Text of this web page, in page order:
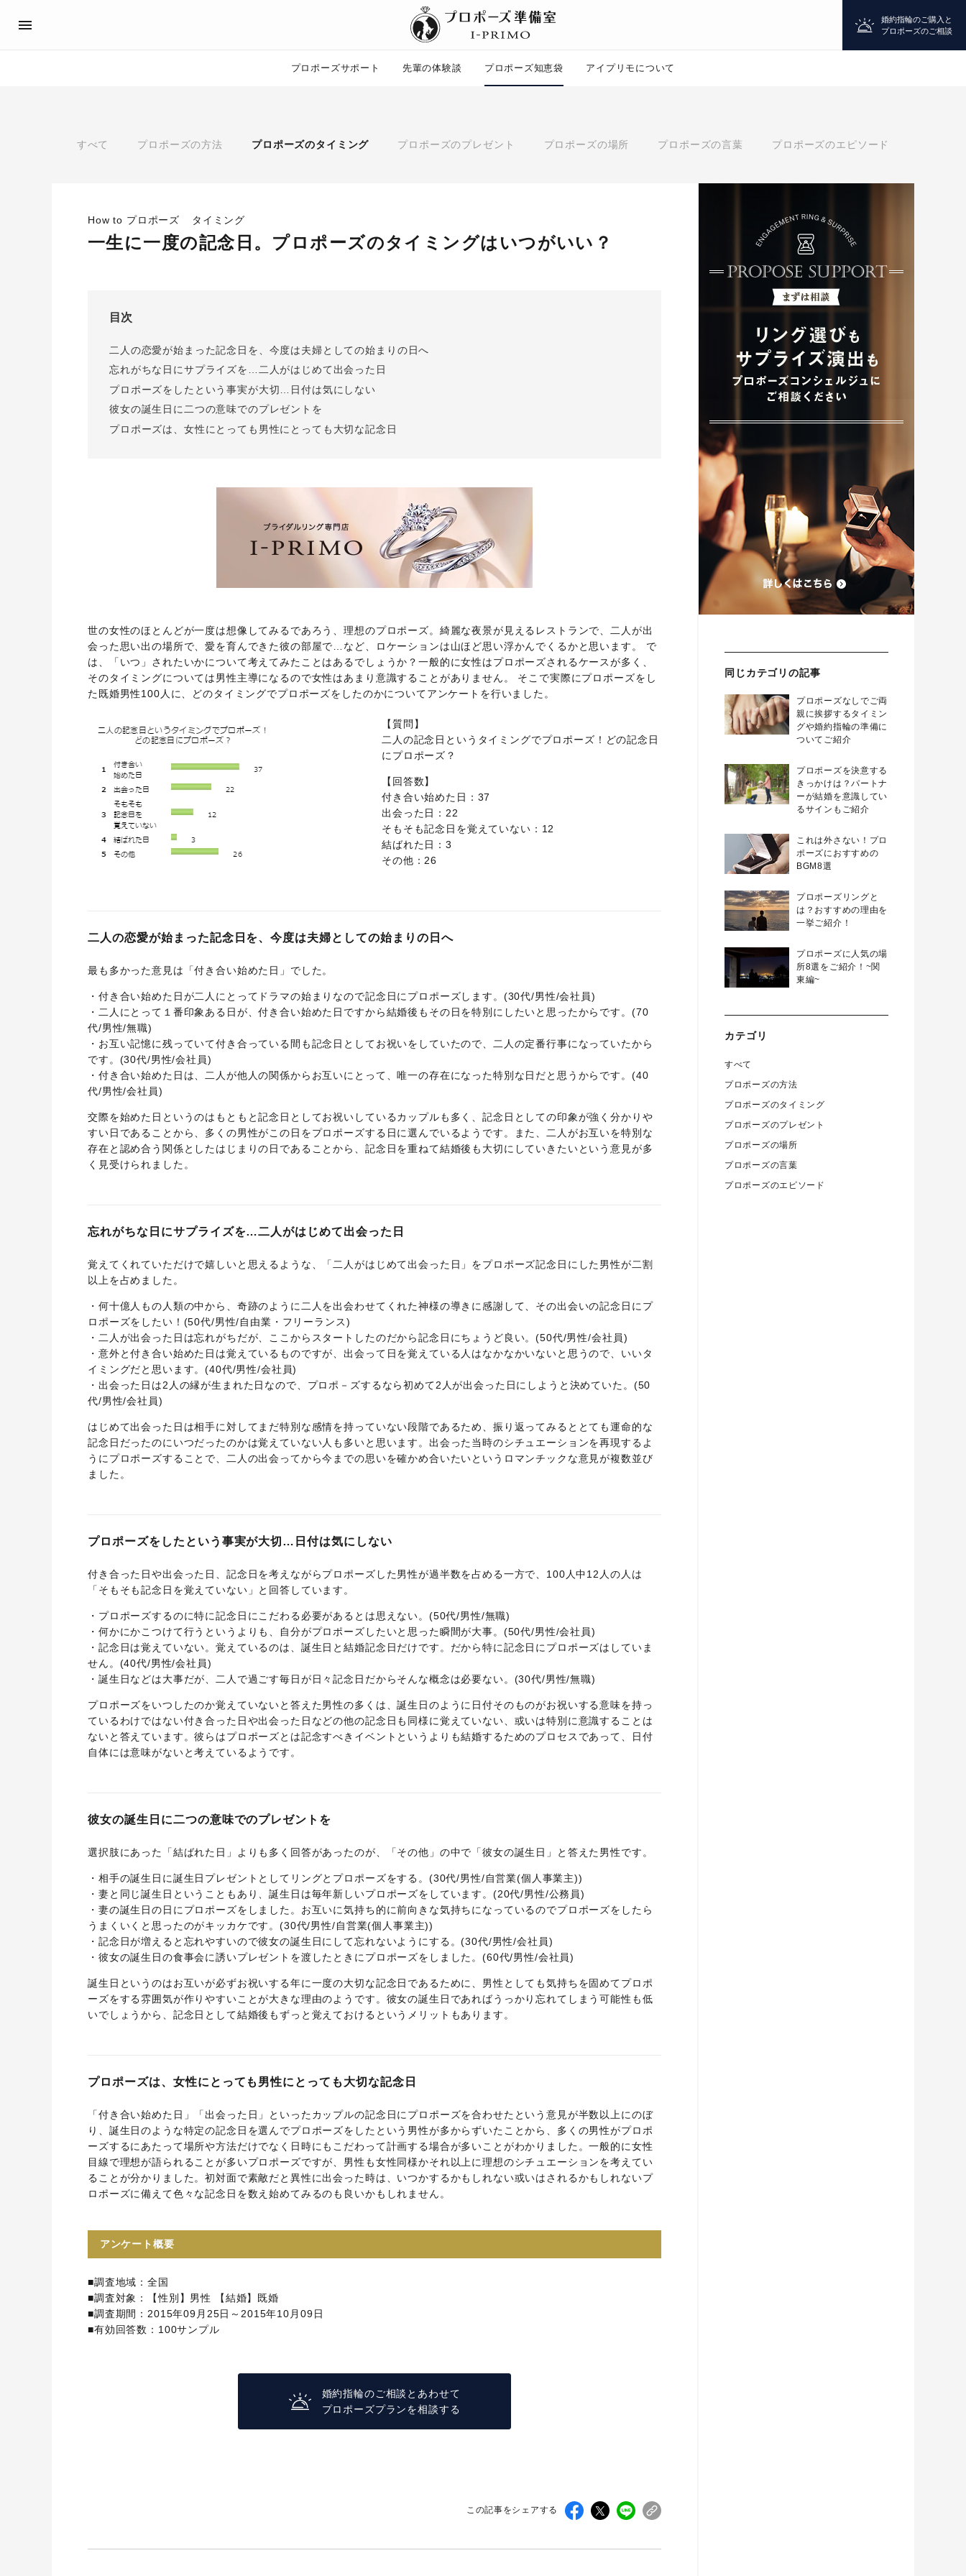
婚約指輪のご購入と
プロポーズのご相談
プロポーズサポート 先輩の体験談 プロポーズ知恵袋 アイプリモについて
すべて プロポーズの方法 プロポーズのタイミング プロポーズのプレゼント プロポーズの場所 プロポーズの言葉 プロポーズのエピソード
How to プロポーズ タイミング
一生に一度の記念日。プロポーズのタイミングはいつがいい？
目次
二人の恋愛が始まった記念日を、今度は夫婦としての始まりの日へ
忘れがちな日にサプライズを…二人がはじめて出会った日
プロポーズをしたという事実が大切…日付は気にしない
彼女の誕生日に二つの意味でのプレゼントを
プロポーズは、女性にとっても男性にとっても大切な記念日
世の女性のほとんどが一度は想像してみるであろう、理想のプロポーズ。綺麗な夜景が見えるレストランで、二人が出
会った思い出の場所で、愛を育んできた彼の部屋で…など、ロケーションは山ほど思い浮かんでくるかと思います。 で
は、「いつ」されたいかについて考えてみたことはあるでしょうか？一般的に女性はプロポーズされるケースが多く、
そのタイミングについては男性主導になるので女性はあまり意識することがありません。 そこで実際にプロポーズをし
た既婚男性100人に、どのタイミングでプロポーズをしたのかについてアンケートを行いました。
【質問】
二人の記念日というタイミングでプロポーズ！どの記念日
にプロポーズ？
【回答数】
付き合い始めた日：37
出会った日：22
そもそも記念日を覚えていない：12
結ばれた日：3
その他：26
二人の恋愛が始まった記念日を、今度は夫婦としての始まりの日へ
最も多かった意見は「付き合い始めた日」でした。
・付き合い始めた日が二人にとってドラマの始まりなので記念日にプロポーズします。(30代/男性/会社員)
・二人にとって１番印象ある日が、付き合い始めた日ですから結婚後もその日を特別にしたいと思ったからです。(70
代/男性/無職)
・お互い記憶に残っていて付き合っている間も記念日としてお祝いをしていたので、二人の定番行事になっていたから
です。(30代/男性/会社員)
・付き合い始めた日は、二人が他人の関係からお互いにとって、唯一の存在になった特別な日だと思うからです。(40
代/男性/会社員)
交際を始めた日というのはもともと記念日としてお祝いしているカップルも多く、記念日としての印象が強く分かりや
すい日であることから、多くの男性がこの日をプロポーズする日に選んでいるようです。また、二人がお互いを特別な
存在と認め合う関係としたはじまりの日であることから、記念日を重ねて結婚後も大切にしていきたいという意見が多
く見受けられました。
忘れがちな日にサプライズを…二人がはじめて出会った日
覚えてくれていただけで嬉しいと思えるような、「二人がはじめて出会った日」をプロポーズ記念日にした男性が二割
以上を占めました。
・何十億人もの人類の中から、奇跡のように二人を出会わせてくれた神様の導きに感謝して、その出会いの記念日にプ
ロポーズをしたい！(50代/男性/自由業・フリーランス)
・二人が出会った日は忘れがちだが、ここからスタートしたのだから記念日にちょうど良い。(50代/男性/会社員)
・意外と付き合い始めた日は覚えているものですが、出会って日を覚えている人はなかなかいないと思うので、いいタ
イミングだと思います。(40代/男性/会社員)
・出会った日は2人の縁が生まれた日なので、プロポ－ズするなら初めて2人が出会った日にしようと決めていた。(50
代/男性/会社員)
はじめて出会った日は相手に対してまだ特別な感情を持っていない段階であるため、振り返ってみるととても運命的な
記念日だったのにいつだったのかは覚えていない人も多いと思います。出会った当時のシチュエーションを再現するよ
うにプロポーズすることで、二人の出会ってから今までの思いを確かめ合いたいというロマンチックな意見が複数並び
ました。
プロポーズをしたという事実が大切…日付は気にしない
付き合った日や出会った日、記念日を考えながらプロポーズした男性が過半数を占める一方で、100人中12人の人は
「そもそも記念日を覚えていない」と回答しています。
・プロポーズするのに特に記念日にこだわる必要があるとは思えない。(50代/男性/無職)
・何かにかこつけて行うというよりも、自分がプロポーズしたいと思った瞬間が大事。(50代/男性/会社員)
・記念日は覚えていない。覚えているのは、誕生日と結婚記念日だけです。だから特に記念日にプロポーズはしていま
せん。(40代/男性/会社員)
・誕生日などは大事だが、二人で過ごす毎日が日々記念日だからそんな概念は必要ない。(30代/男性/無職)
プロポーズをいつしたのか覚えていないと答えた男性の多くは、誕生日のように日付そのものがお祝いする意味を持っ
ているわけではない付き合った日や出会った日などの他の記念日も同様に覚えていない、或いは特別に意識することは
ないと答えています。彼らはプロポーズとは記念すべきイベントというよりも結婚するためのプロセスであって、日付
自体には意味がないと考えているようです。
彼女の誕生日に二つの意味でのプレゼントを
選択肢にあった「結ばれた日」よりも多く回答があったのが、「その他」の中で「彼女の誕生日」と答えた男性です。
・相手の誕生日に誕生日プレゼントとしてリングとプロポーズをする。(30代/男性/自営業(個人事業主))
・妻と同じ誕生日ということもあり、誕生日は毎年新しいプロポーズをしています。(20代/男性/公務員)
・妻の誕生日の日にプロポーズをしました。お互いに気持ち的に前向きな気持ちになっているのでプロポーズをしたら
うまくいくと思ったのがキッカケです。(30代/男性/自営業(個人事業主))
・記念日が増えると忘れやすいので彼女の誕生日にして忘れないようにする。(30代/男性/会社員)
・彼女の誕生日の食事会に誘いプレゼントを渡したときにプロポーズをしました。(60代/男性/会社員)
誕生日というのはお互いが必ずお祝いする年に一度の大切な記念日であるために、男性としても気持ちを固めてプロポ
ーズをする雰囲気が作りやすいことが大きな理由のようです。彼女の誕生日であればうっかり忘れてしまう可能性も低
いでしょうから、記念日として結婚後もずっと覚えておけるというメリットもあります。
プロポーズは、女性にとっても男性にとっても大切な記念日
「付き合い始めた日」「出会った日」といったカップルの記念日にプロポーズを合わせたという意見が半数以上にのぼ
り、誕生日のような特定の記念日を選んでプロポーズをしたという男性が多からずいたことから、多くの男性がプロポ
ーズするにあたって場所や方法だけでなく日時にもこだわって計画する場合が多いことがわかりました。一般的に女性
目線で理想が語られることが多いプロポーズですが、男性も女性同様かそれ以上に理想のシチュエーションを考えてい
ることが分かりました。初対面で素敵だと異性に出会った時は、いつかするかもしれない或いはされるかもしれないプ
ロポーズに備えて色々な記念日を数え始めてみるのも良いかもしれません。
アンケート概要
■調査地域：全国
■調査対象：【性別】男性 【結婚】既婚
■調査期間：2015年09月25日～2015年10月09日
■有効回答数：100サンプル
婚約指輪のご相談とあわせて
プロポーズプランを相談する
この記事をシェアする
同じカテゴリの記事
プロポーズなしでご両
親に挨拶するタイミン
グや婚約指輪の準備に
ついてご紹介
プロポーズを決意する
きっかけは？パートナ
ーが結婚を意識してい
るサインもご紹介
これは外さない！プロ
ポーズにおすすめの
BGM8選
プロポーズリングと
は？おすすめの理由を
一挙ご紹介！
プロポーズに人気の場
所8選をご紹介！~関
東編~
カテゴリ
すべて
プロポーズの方法
プロポーズのタイミング
プロポーズのプレゼント
プロポーズの場所
プロポーズの言葉
プロポーズのエピソード
プロポーズ
おすすめの婚約指輪
パーフェクトプロポーズリング®
アイプリモ公式アンバサダー
ピックアップ
場所
言葉 エピソード
婚約指輪のご購入と
I-PRIMO公式サイト
I-PRIMO公式オンラインショップ
プロポーズ
婚約指輪
マッチング診断
プロポーズプラン検索